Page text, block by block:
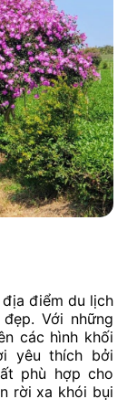
điểm du lịch
Với những
các hình khối
yêu thích bởi
phù hợp cho
rời xa khói bụi